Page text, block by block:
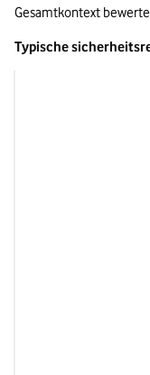
Gesamtkontext
Typische